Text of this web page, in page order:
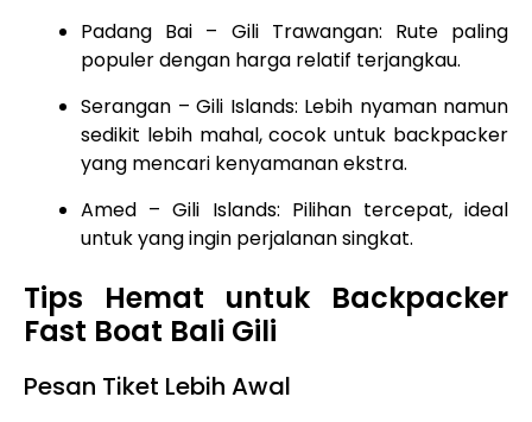
Padang Bai – Gili Trawangan: Rute paling
populer dengan harga relatif terjangkau.
Serangan – Gili Islands: Lebih nyaman namun
sedikit lebih mahal, cocok untuk backpacker
yang mencari kenyamanan ekstra.
Amed – Gili Islands: Pilihan tercepat, ideal
untuk yang ingin perjalanan singkat.
Tips Hemat untuk Backpacker
Fast Boat Bali Gili
Pesan Tiket Lebih Awal